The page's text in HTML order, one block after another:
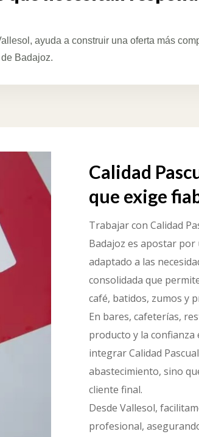
ayuda a construir una oferta más
Badajoz.
Calidad
que exige
Trabajar con Calidad
Badajoz es apostar
adaptado a las
consolidada que
café, batidos, zumos y
En bares, cafeterías,
producto y la confianza
integrar Calidad
abastecimiento, sino
cliente final.
Desde Vallesol,
profesional,